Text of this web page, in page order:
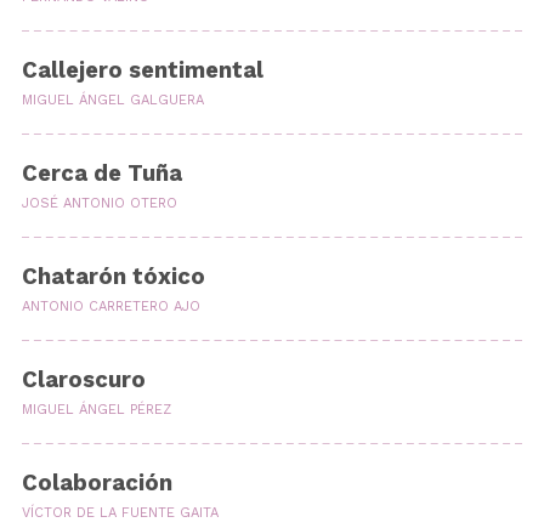
Callejero sentimental
MIGUEL ÁNGEL GALGUERA
Cerca de Tuña
JOSÉ ANTONIO OTERO
Chatarón tóxico
ANTONIO CARRETERO AJO
Claroscuro
MIGUEL ÁNGEL PÉREZ
Colaboración
VÍCTOR DE LA FUENTE GAITA